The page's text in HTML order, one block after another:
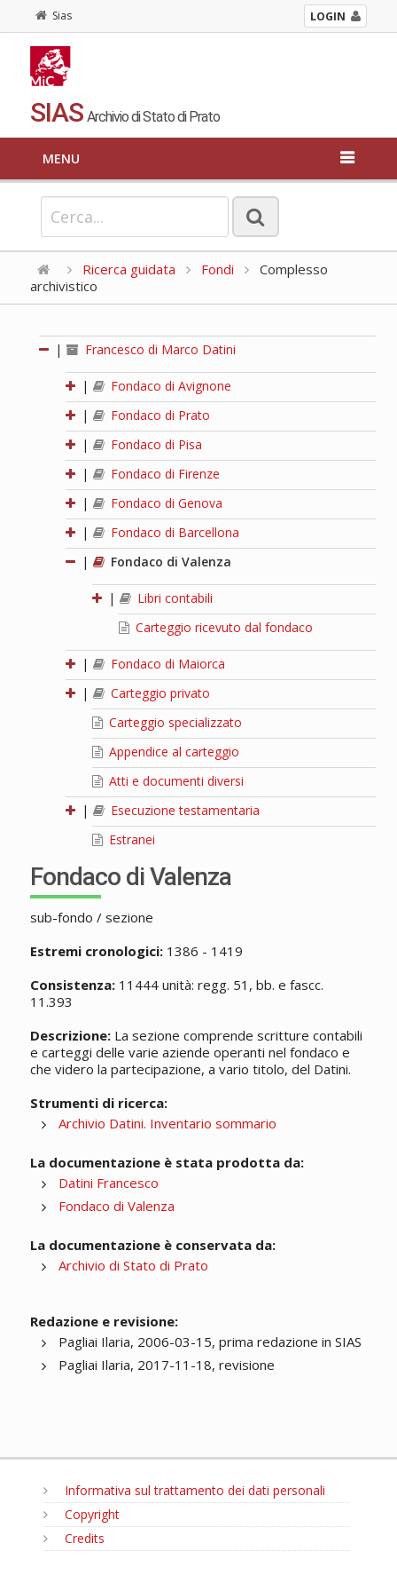
Sias LOGIN
SIAS Archivio di Stato di Prato
MENU
Ricerca guidata Fondi
Complesso
archivistico
| Francesco di Marco Datini
|
Fondaco di Avignone
|
Fondaco di Prato
|
Fondaco di Pisa
|
Fondaco di Firenze
|
Fondaco di Genova
|
Fondaco di Barcellona
|
Fondaco di Valenza
|
Libri contabili
Carteggio ricevuto dal fondaco
|
Fondaco di Maiorca
|
Carteggio privato
Carteggio specializzato
Appendice al carteggio
Atti e documenti diversi
|
Esecuzione testamentaria
Estranei
Fondaco di Valenza
sub-fondo / sezione
Estremi cronologici:1386 - 1419
Consistenza:11444 unità: regg. 51, bb. e fascc.
11.393
Descrizione:La sezione comprende scritture contabili
e carteggi delle varie aziende operanti nel fondaco e
che videro la partecipazione, a vario titolo, del Datini.
Strumenti di ricerca:
Archivio Datini. Inventario sommario
La documentazione è stata prodotta da:
Datini Francesco
Fondaco di Valenza
La documentazione è conservata da:
Archivio di Stato di Prato
Redazione e revisione:
Pagliai Ilaria, 2006-03-15, prima redazione in SIAS
Pagliai Ilaria, 2017-11-18, revisione
Informativa sul trattamento dei dati personali
Copyright
Credits